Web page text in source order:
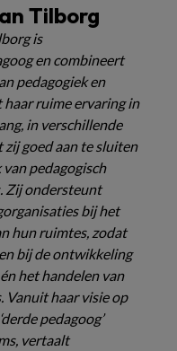
Tilborg
is
en combineert
pedagogiek en
ruime ervaring in
in verschillende
zij goed aan te sluiten
pedagogisch
Zij ondersteunt
bij het
hun ruimtes, zodat
bij de ontwikkeling
het handelen van
Vanuit haar visie op
pedagoog’
vertaalt